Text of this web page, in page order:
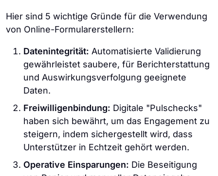
Hier sind 5 wichtige Gründe für die Verwendung
von Online-Formularerstellern:
Datenintegrität: Automatisierte Validierung
gewährleistet saubere, für Berichterstattung
und Auswirkungsverfolgung geeignete
Daten.
Freiwilligenbindung: Digitale "Pulschecks"
haben sich bewährt, um das Engagement zu
steigern, indem sichergestellt wird, dass
Unterstützer in Echtzeit gehört werden.
Operative Einsparungen: Die Beseitigung